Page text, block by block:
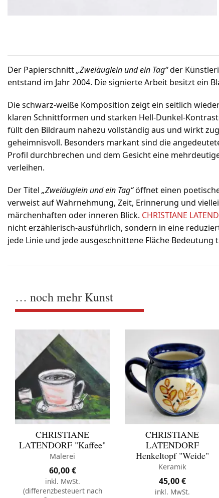
Der Papierschnitt„Zweiäuglein und ein Tag“der
entstand im Jahr 2004. Die signierte Arbeit besitzt ein
Die schwarz-weiße Komposition zeigt ein seitlich
klaren Schnittformen und starken Hell-Dunkel-
füllt den Bildraum nahezu vollständig aus und wirkt
geheimnisvoll. Besonders markant sind die
Profil durchbrechen und dem Gesicht eine
verleihen.
Der Titel „Zweiäuglein und ein Tag“öffnet einen
verweist auf Wahrnehmung, Zeit, Erinnerung und
märchenhaften oder inneren Blick. CHRISTIANE
nicht erzählerisch-ausführlich, sondern in eine
jede Linie und jede ausgeschnittene Fläche Bedeutung
… noch mehr Kunst
CHRISTIANE
LATENDORF "Kaffee"
Malerei
60,00€
inkl. MwSt.
(differenzbesteuert nach
CHRISTIANE
LATENDORF
Henkeltopf "Weide"
Keramik
45,00€
inkl. MwSt.